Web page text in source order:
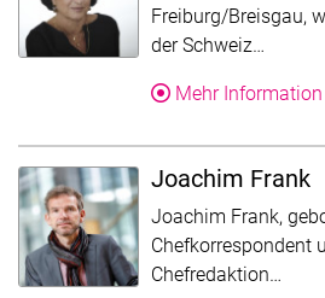
Freiburg/Breisgau,
der Schweiz…
Mehr Information
Joachim Frank
Joachim Frank,
Chefkorrespondent
Chefredaktion…